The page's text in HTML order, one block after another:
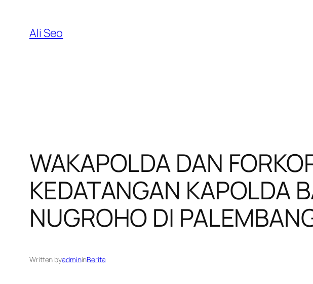
content
Ali Seo
WAKAPOLDA DAN
KEDATANGAN KAPOLDA
NUGROHO DI
Written byadmininBerita